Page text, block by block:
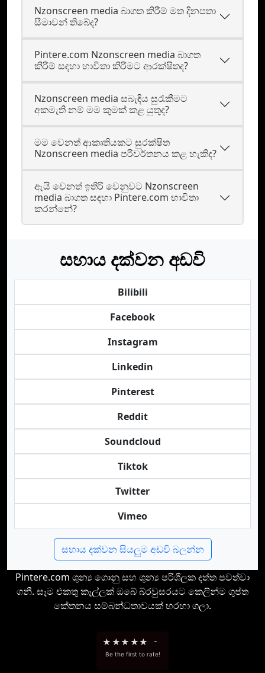
Nzonscreen media බාගත කිරීම් මත දිනපතා
සීමාවන් තිබේද?
Pintere.com Nzonscreen media බාගත
කිරීම් සඳහා භාවිතා කිරීමට ආරක්ෂිතද?
Nzonscreen media සබැඳිය සුරැකීමට
අකමැති නම් මම කුමක් කළ යුතුද?
මම වෙනත් ආකෘතියකට සුරක්ෂිත
Nzonscreen media පරිවර්තනය කළ හැකිද?
ඇයි වෙනත් ඉතිරි වෙනුවට Nzonscreen
media බාගත සඳහා Pintere.com භාවිතා
කරන්නේ?
සහාය දක්වන අඩවි
Bilibili
Facebook
Instagram
Linkedin
Pinterest
Reddit
Soundcloud
Tiktok
Twitter
Vimeo
සහාය දක්වන සියලුම අඩවි බලන්න
Pintere.com ශුන්‍ය ගොනු සහ ශුන්‍ය පරිශීලක දත්ත පවත්වා
ගනී. සෑම එකතු කෑල්ලක් ඔබේ බ්රවුසරයට කෙලින්ම ගුප්ත
කේතනය සම්බන්ධතාවයක් හරහා ගලා.
★ ★★ ★★ -
Be the first to rate!